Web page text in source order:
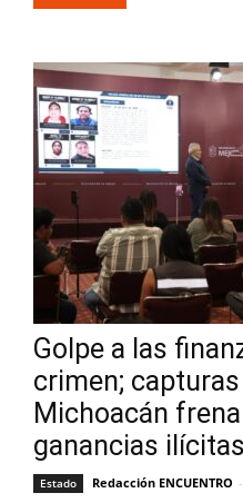
Golpe a las
crimen;
Michoacán
ganancias
Estado Redacción ENCUENTRO -